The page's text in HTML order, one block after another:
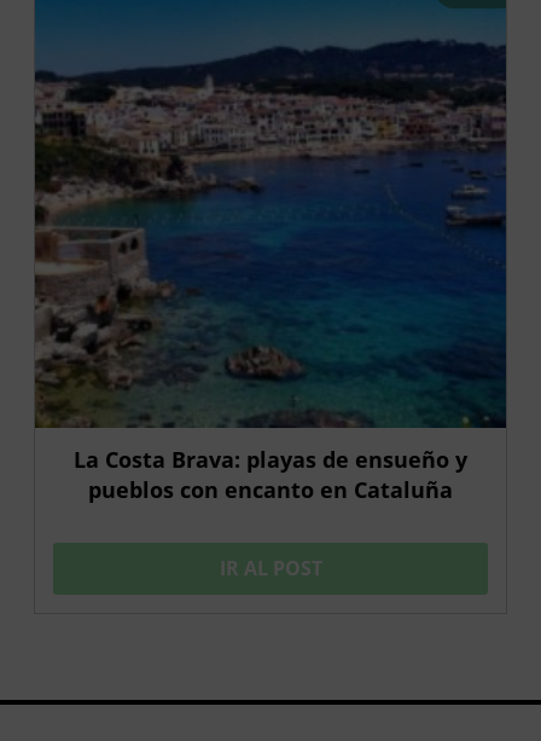
La Costa Brava: playas de ensueño y
pueblos con encanto en Cataluña
IR AL POST